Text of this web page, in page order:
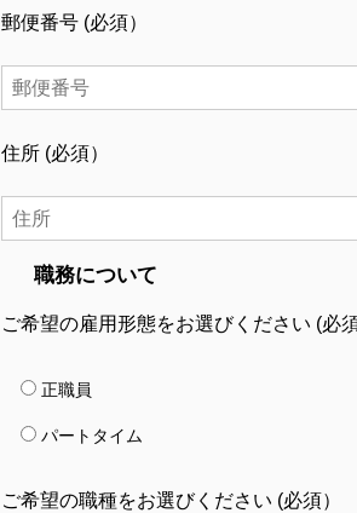
郵便番号 (必須）
住所 (必須）
職務について
ご希望の雇用形態をお選びください (必
正職員
パートタイム
ご希望の職種をお選びください (必須）